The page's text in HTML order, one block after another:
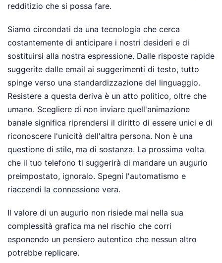
redditizio che si possa fare.
Siamo circondati da una tecnologia che cerca
costantemente di anticipare i nostri desideri e di
sostituirsi alla nostra espressione. Dalle risposte rapide
suggerite dalle email ai suggerimenti di testo, tutto
spinge verso una standardizzazione del linguaggio.
Resistere a questa deriva è un atto politico, oltre che
umano. Scegliere di non inviare quell'animazione
banale significa riprendersi il diritto di essere unici e di
riconoscere l'unicità dell'altra persona. Non è una
questione di stile, ma di sostanza. La prossima volta
che il tuo telefono ti suggerirà di mandare un augurio
preimpostato, ignoralo. Spegni l'automatismo e
riaccendi la connessione vera.
Il valore di un augurio non risiede mai nella sua
complessità grafica ma nel rischio che corri
esponendo un pensiero autentico che nessun altro
potrebbe replicare.